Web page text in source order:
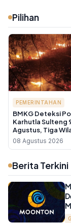
Pilihan
PEMERINTAHAN
BMKG Deteksi
Karhutla Sulteng
Agustus, Tiga
Masuk Kategori
Tinggi
08 Agustus 2026
Berita Terkini